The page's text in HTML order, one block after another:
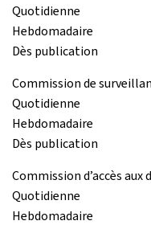
Quotidienne
Hebdomadaire
Dès publication
Commission de
Quotidienne
Hebdomadaire
Dès publication
Commission d’accès aux
Quotidienne
Hebdomadaire